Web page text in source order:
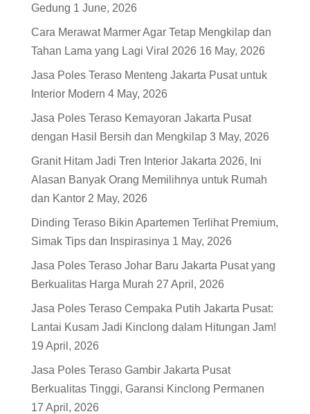
Gedung 1 June, 2026
Cara Merawat Marmer Agar Tetap Mengkilap dan
Tahan Lama yang Lagi Viral 2026 16 May, 2026
Jasa Poles Teraso Menteng Jakarta Pusat untuk
Interior Modern 4 May, 2026
Jasa Poles Teraso Kemayoran Jakarta Pusat
dengan Hasil Bersih dan Mengkilap 3 May, 2026
Granit Hitam Jadi Tren Interior Jakarta 2026, Ini
Alasan Banyak Orang Memilihnya untuk Rumah
dan Kantor 2 May, 2026
Dinding Teraso Bikin Apartemen Terlihat Premium,
Simak Tips dan Inspirasinya 1 May, 2026
Jasa Poles Teraso Johar Baru Jakarta Pusat yang
Berkualitas Harga Murah 27 April, 2026
Jasa Poles Teraso Cempaka Putih Jakarta Pusat:
Lantai Kusam Jadi Kinclong dalam Hitungan Jam!
19 April, 2026
Jasa Poles Teraso Gambir Jakarta Pusat
Berkualitas Tinggi, Garansi Kinclong Permanen
17 April, 2026